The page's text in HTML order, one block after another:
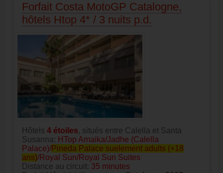
Forfait Costa MotoGP Catalogne,
hôtels Htop 4* / 3 nuits p.d.
Hôtels 4 étoiles, situés entre Calella et Santa
Susanna: HTop Amaika/Jadhe (Calella
Palace)/Pineda Palace suelement adults (+18
ans)/Royal Sun/Royal Sun Suites
Distance au circuit: 35 minutes